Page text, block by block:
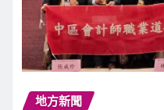
地方新聞